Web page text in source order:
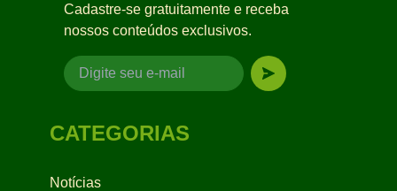
Cadastre-se gratuitamente e receba
nossos conteúdos exclusivos.
CATEGORIAS
Notícias